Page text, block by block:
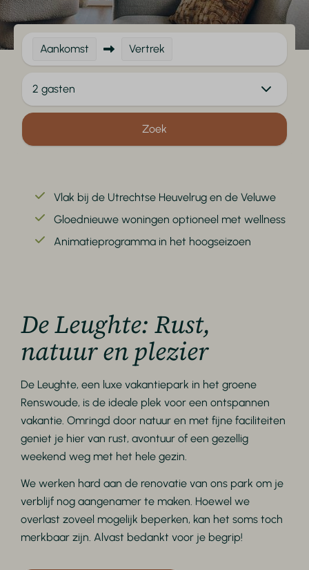
Aankomst Vertrek
2 gasten
Zoek
Vlak bij de Utrechtse Heuvelrug en de Veluwe
Gloednieuwe woningen optioneel met wellness
Animatieprogramma in het hoogseizoen
De Leughte: Rust,
natuur en plezier
De Leughte, een luxe vakantiepark in het groene
Renswoude, is de ideale plek voor een ontspannen
vakantie. Omringd door natuur en met fijne faciliteiten
geniet je hier van rust, avontuur of een gezellig
weekend weg met het hele gezin.
We werken hard aan de renovatie van ons park om je
verblijf nog aangenamer te maken. Hoewel we
overlast zoveel mogelijk beperken, kan het soms toch
merkbaar zijn. Alvast bedankt voor je begrip!